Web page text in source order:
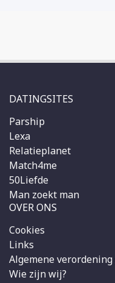
DATINGSITES
Parship
Lexa
Relatieplanet
Match4me
50Liefde
Man zoekt man
OVER ONS
Cookies
Links
Algemene verordening
Wie zijn wij?